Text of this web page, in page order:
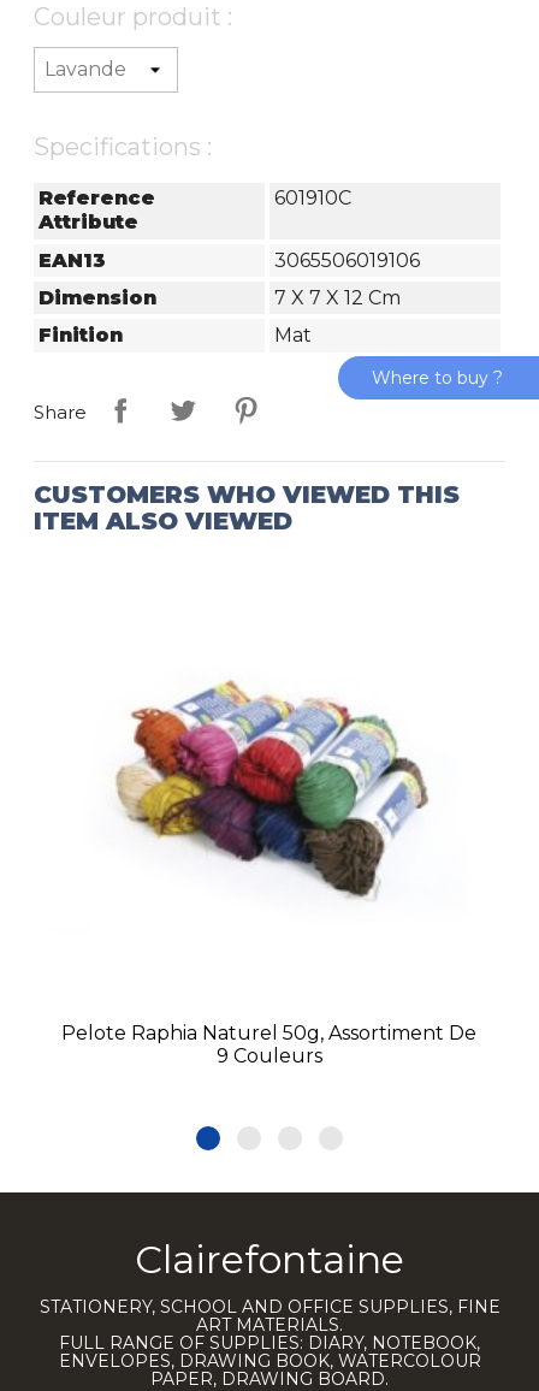
Couleur produit :
Specifications :
Reference
Attribute
601910C
EAN13
3065506019106
Dimension
7 X 7 X 12 Cm
Finition
Mat
Share
CUSTOMERS WHO VIEWED THIS
ITEM ALSO VIEWED
Pelote Raphia Naturel 50g, Assortiment De
9 Couleurs
Clairefontaine
STATIONERY, SCHOOL AND OFFICE SUPPLIES, FINE
ART MATERIALS.
FULL RANGE OF SUPPLIES: DIARY, NOTEBOOK,
ENVELOPES, DRAWING BOOK, WATERCOLOUR
PAPER, DRAWING BOARD.
Where to buy ?